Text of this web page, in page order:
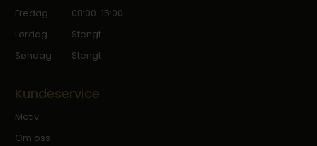
Fredag
08:00-15:00
Lørdag
Stengt
Søndag
Stengt
Kundeservice
Motiv
Om oss